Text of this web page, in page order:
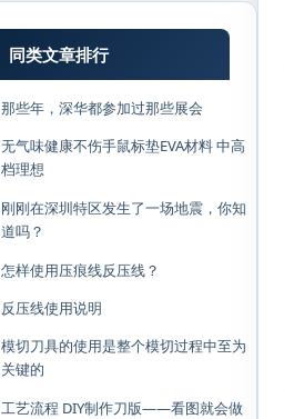
同类文章排行
那些年，深华都参加过那些展会
无气味健康不伤手鼠标垫EVA材料 中高
档理想
刚刚在深圳特区发生了一场地震，你知
道吗？
怎样使用压痕线反压线？
反压线使用说明
模切刀具的使用是整个模切过程中至为
关键的
工艺流程 DIY制作刀版——看图就会做